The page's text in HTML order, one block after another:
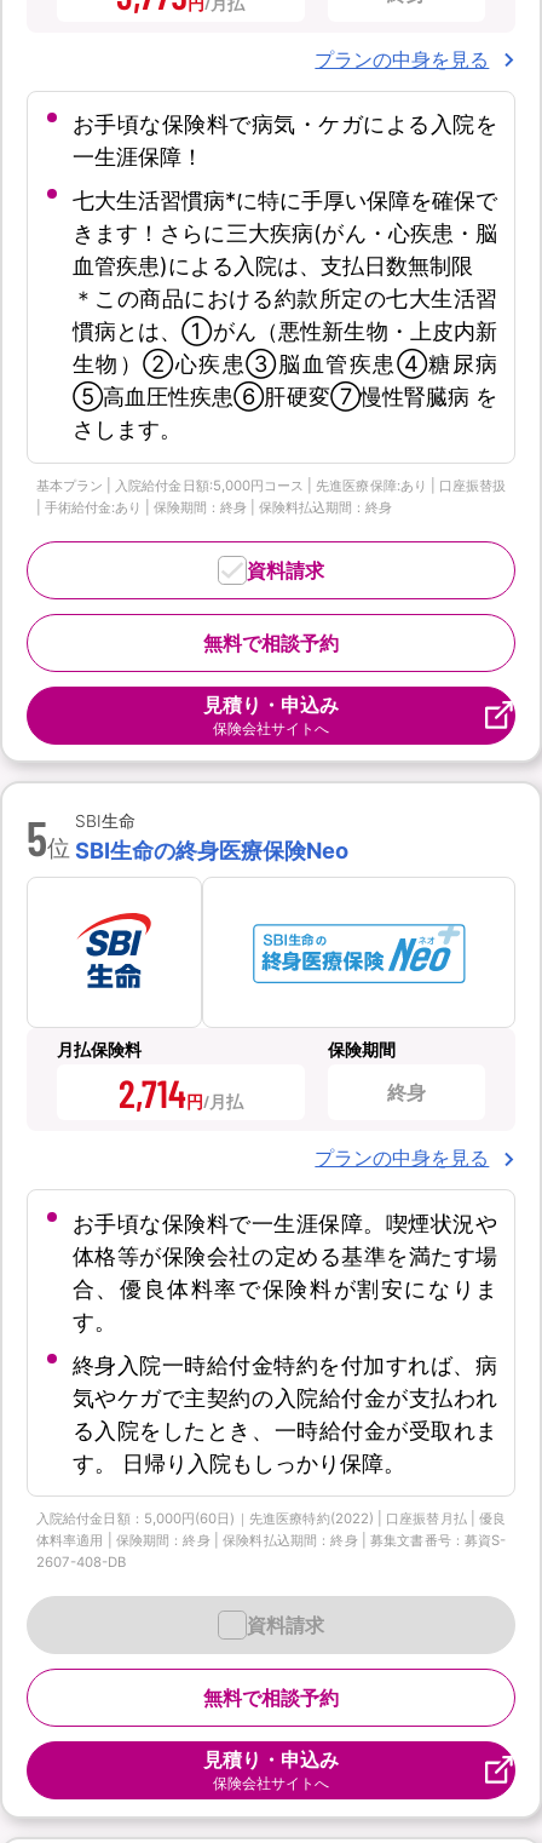
プランの中身を見る
お手頃な保険料で病気・ケガによる入院を
一生涯保障！
七大生活習慣病*に特に手厚い保障を確保で
きます！さらに三大疾病(がん・心疾患・脳
血管疾患)による入院は、支払日数無制限
＊この商品における約款所定の七大生活習
慣病とは、①がん（悪性新生物・上皮内新
生物）②心疾患③脳血管疾患④糖尿病
⑤高血圧性疾患⑥肝硬変⑦慢性腎臓病 を
さします。
基本プラン | 入院給付金日額:5,000円コース | 先進医療保障:あり | 口座振替扱
| 手術給付金:あり | 保険期間：終身 | 保険料払込期間：終身
無料で相談予約
資料請求
見積り・申込み
保険会社サイトへ
5位
SBI生命
SBI生命の終身医療保険Neo
月払保険料
2,714円
保険期間
終身
プランの中身を見る
お手頃な保険料で一生涯保障。喫煙状況や
体格等が保険会社の定める基準を満たす場
合、優良体料率で保険料が割安になりま
す。
終身入院一時給付金特約を付加すれば、病
気やケガで主契約の入院給付金が支払われ
る入院をしたとき、一時給付金が受取れま
す。 日帰り入院もしっかり保障。
入院給付金日額：5,000円(60日)｜先進医療特約(2022) | 口座振替月払 | 優良
体料率適用 | 保険期間：終身 | 保険料払込期間：終身 | 募集文書番号：募資S-
2607-408-DB
無料で相談予約
資料請求
見積り・申込み
保険会社サイトへ